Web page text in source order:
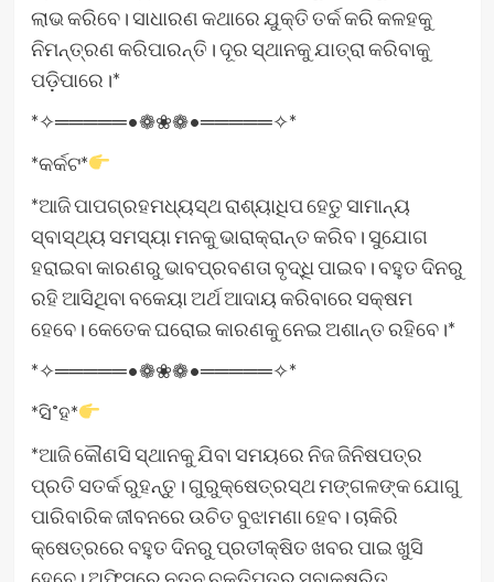
ଲାଭ କରିବେ। ସାଧାରଣ କଥାରେ ଯୁକ୍ତି ତର୍କ କରି କଳହକୁ
ନିମନ୍ତ୍ରଣ କରିପାରନ୍ତି। ଦୂର ସ୍ଥାନକୁ ଯାତ୍ରା କରିବାକୁ
ପଡ଼ିପାରେ।*
*✧═════•❁❀❁•═════✧*
*କର୍କଟ*
*ଆଜି ପାପଗ୍ରହମଧ୍ୟସ୍ଥ ରାଶ୍ୟାଧିପ ହେତୁ ସାମାନ୍ୟ
ସ୍ବାସ୍ଥ୍ୟ ସମସ୍ୟା ମନକୁ ଭାରାକ୍ରାନ୍ତ କରିବ। ସୁଯୋଗ
ହରାଇବା କାରଣରୁ ଭାବପ୍ରବଣତା ବୃଦ୍ଧି ପାଇବ। ବହୁତ ଦିନରୁ
ରହି ଆସିଥିବା ବକେୟା ଅର୍ଥ ଆଦାୟ କରିବାରେ ସକ୍ଷମ
ହେବେ। କେତେକ ଘରୋଇ କାରଣକୁ ନେଇ ଅଶାନ୍ତ ରହିବେ।*
*✧═════•❁❀❁•═════✧*
*ସି˚ହ*
*ଆଜି କୌଣସି ସ୍ଥାନକୁ ଯିବା ସମୟରେ ନିଜ ଜିନିଷପତ୍ର
ପ୍ରତି ସତର୍କ ରୁହନ୍ତୁ। ଗୁରୁକ୍ଷେତ୍ରସ୍ଥ ମଙ୍ଗଳଙ୍କ ଯୋଗୁ
ପାରିବାରିକ ଜୀବନରେ ଉଚିତ ବୁଝାମଣା ହେବ। ଚାକିରି
କ୍ଷେତ୍ରରେ ବହୁତ ଦିନରୁ ପ୍ରତୀକ୍ଷିତ ଖବର ପାଇ ଖୁସି
ହେବେ। ଅଫିସରେ ନୂତନ ଚୁକ୍ତିପତ୍ର ସ୍ବାକ୍ଷରିତ